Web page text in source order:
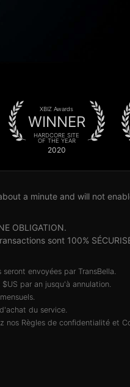
XBIZ Awards
WINNER
HARDCORE SITE
OF THE YEAR
2020
a minute and will not
OBLIGATION.
sont 100%
envoyées par TransBella.
par an jusqu'à annulation.
du service.
nos Règles de confidentialité et